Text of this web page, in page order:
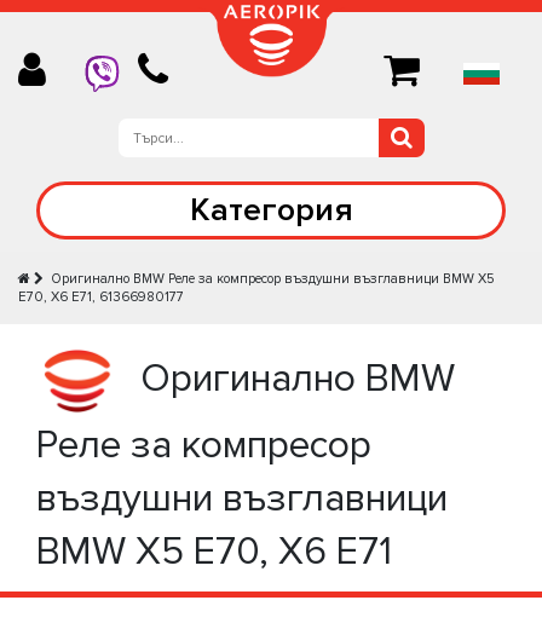
Категория
Оригинално BMW Реле за компресор въздушни възглавници BMW X5
E70, X6 E71, 61366980177
Оригинално BMW
Реле за компресор
въздушни възглавници
BMW X5 E70, X6 E71